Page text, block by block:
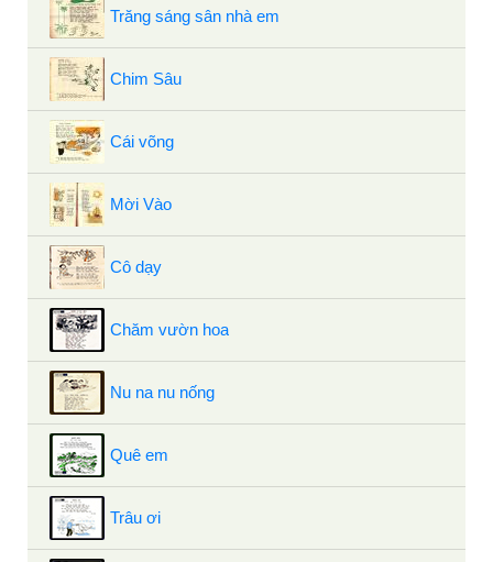
Trăng sáng sân nhà em
Chim Sâu
Cái võng
Mời Vào
Cô dạy
Chăm vườn hoa
Nu na nu nống
Quê em
Trâu ơi